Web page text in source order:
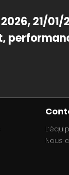
21/
Nous